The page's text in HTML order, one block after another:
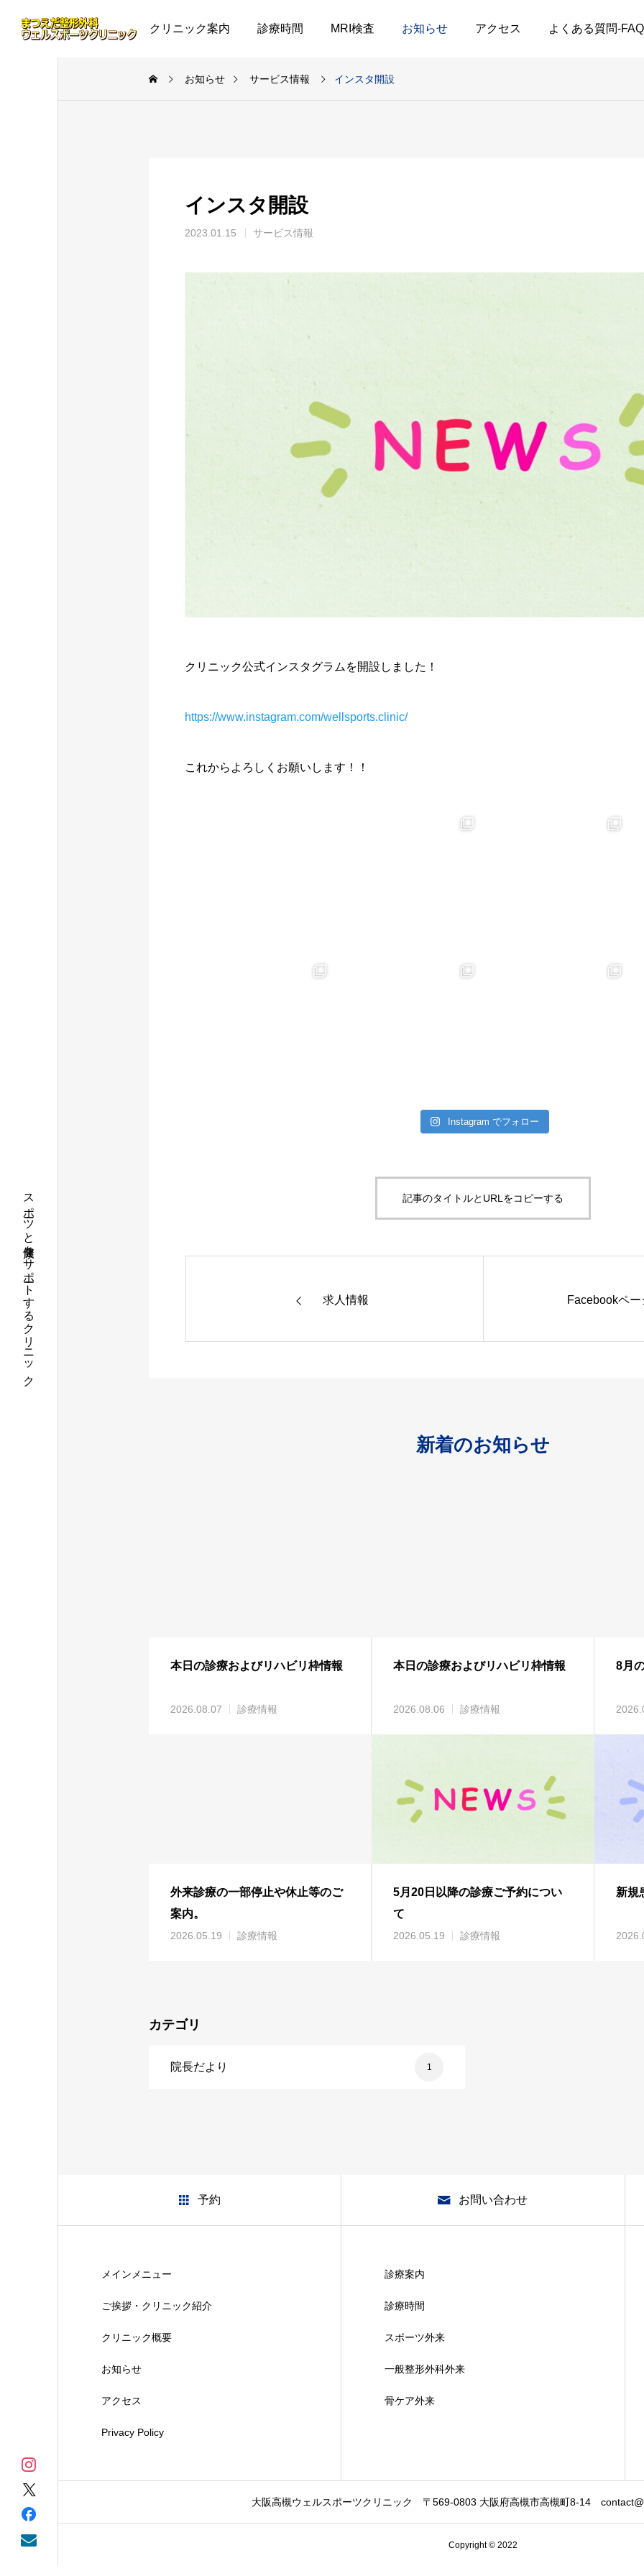
クリニック案内 診療時間 MRI検査 お知らせ アクセス よくある質問-
スポーツと健康をサポートするクリニック
お知らせ サービス情報 インスタ開設
インスタ開設
2023.01.15 サービス情報
クリニック公式インスタグラムを開設しました！
https://www.instagram.com/wellsports.clinic/
これからよろしくお願いします！！
Instagram でフォロー
記事のタイトルとURLをコピーする
求人情報 Facebookペー
新着のお知らせ
本日の診療およびリハビリ枠情報
2026.08.07 診療情報
本日の診療およびリハビリ枠情報
2026.08.06 診療情報
8月
外来診療の一部停止や休止等のご
案内。
2026.05.19 診療情報
5月20日以降の診療ご予約につい
て
2026.05.19 診療情報
新規
カテゴリ
院長だより 1
予約 お問い合わせ
メインメニュー
ご挨拶・クリニック紹介
クリニック概要
お知らせ
アクセス
Privacy Policy
診療案内
診療時間
スポーツ外来
一般整形外科外来
骨ケア外来
大阪高槻ウェルスポーツクリニック 〒569-0803 大阪府高槻市高槻町8-14
Copyright © 2022